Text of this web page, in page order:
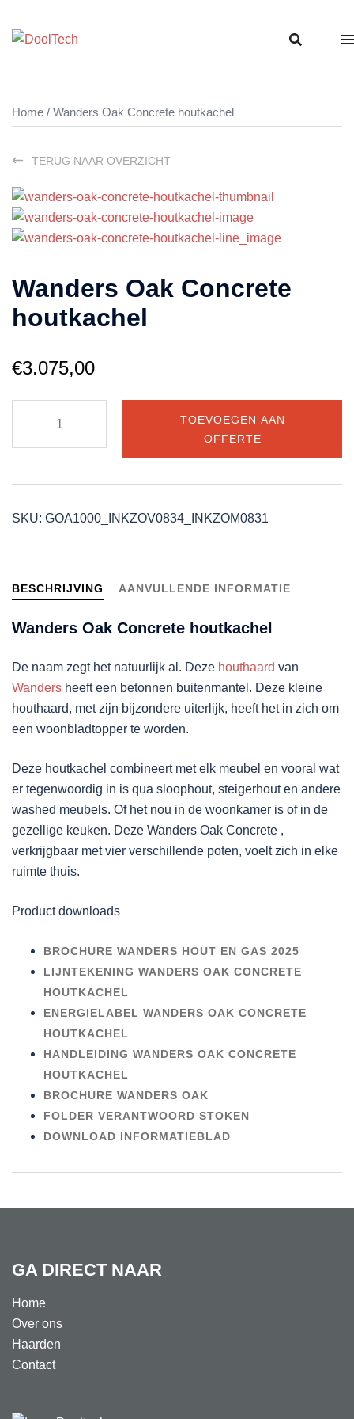
naar
Home / Wanders Oak Concrete houtkachel
TERUG NAAR OVERZICHT
Wanders Oak Concrete
houtkachel
€3.075,00
Concrete
TOEVOEGEN AAN
OFFERTE
SKU: GOA1000_INKZOV0834_INKZOM0831
BESCHRIJVING AANVULLENDE INFORMATIE
Wanders Oak Concrete houtkachel
De naam zegt het natuurlijk al. Deze houthaard van
Wanders heeft een betonnen buitenmantel. Deze kleine
houthaard, met zijn bijzondere uiterlijk, heeft het in zich om
een woonbladtopper te worden.
Deze houtkachel combineert met elk meubel en vooral wat
er tegenwoordig in is qua sloophout, steigerhout en andere
washed meubels. Of het nou in de woonkamer is of in de
gezellige keuken. Deze Wanders Oak Concrete ,
verkrijgbaar met vier verschillende poten, voelt zich in elke
ruimte thuis.
Product downloads
BROCHURE WANDERS HOUT EN GAS 2025
LIJNTEKENING WANDERS OAK CONCRETE
HOUTKACHEL
ENERGIELABEL WANDERS OAK CONCRETE
HOUTKACHEL
HANDLEIDING WANDERS OAK CONCRETE
HOUTKACHEL
BROCHURE WANDERS OAK
FOLDER VERANTWOORD STOKEN
DOWNLOAD INFORMATIEBLAD
GA DIRECT NAAR
Home
Over ons
Haarden
Contact